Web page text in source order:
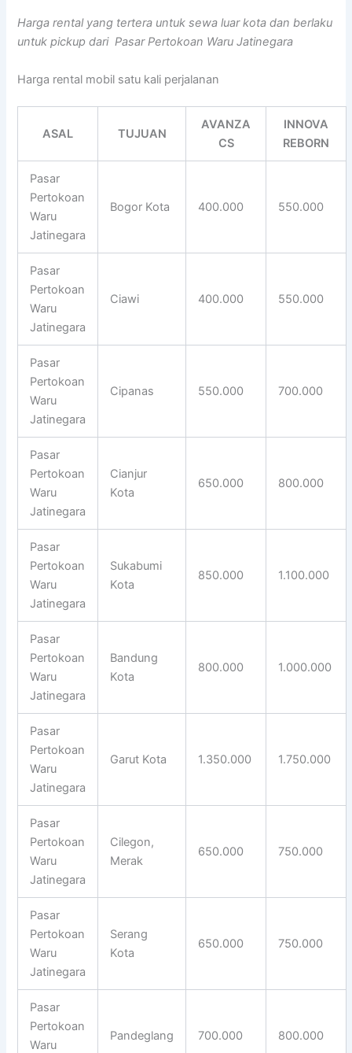
Harga rental yang tertera untuk sewa luar kota dan berlaku
untuk pickup dari Pasar Pertokoan Waru Jatinegara
Harga rental mobil satu kali perjalanan
ASAL TUJUAN
AVANZA
CS
INNOVA
REBORN
Pasar
Pertokoan
Waru
Jatinegara
Bogor Kota 400.000 550.000
Pasar
Pertokoan
Waru
Jatinegara
Ciawi 400.000 550.000
Pasar
Pertokoan
Waru
Jatinegara
Cipanas 550.000 700.000
Pasar
Pertokoan
Waru
Jatinegara
Cianjur
Kota
650.000 800.000
Pasar
Pertokoan
Waru
Jatinegara
Sukabumi
Kota
850.000 1.100.000
Pasar
Pertokoan
Waru
Jatinegara
Bandung
Kota
800.000 1.000.000
Pasar
Pertokoan
Waru
Jatinegara
Garut Kota 1.350.000 1.750.000
Pasar
Pertokoan
Waru
Jatinegara
Cilegon,
Merak
650.000 750.000
Pasar
Pertokoan
Waru
Jatinegara
Serang
Kota
650.000 750.000
Pasar
Pertokoan
Waru
Pandeglang 700.000 800.000